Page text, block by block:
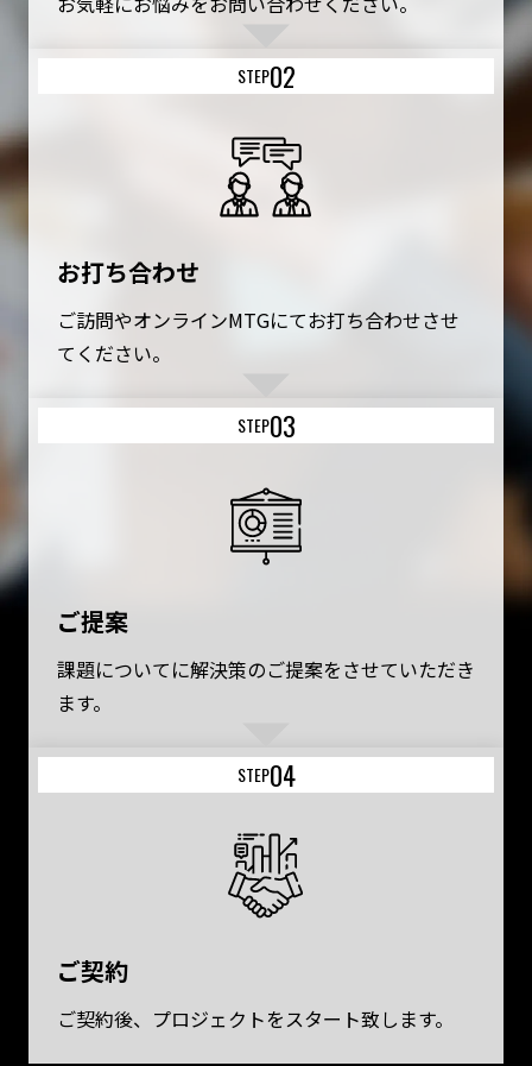
STEP02
お打ち合わせ
ご訪問やオンラインMTGにてお打ち合わせさせ
てください。
STEP03
ご提案
課題についてに解決策のご提案をさせていただき
ます。
STEP04
ご契約
ご契約後、プロジェクトをスタート致します。